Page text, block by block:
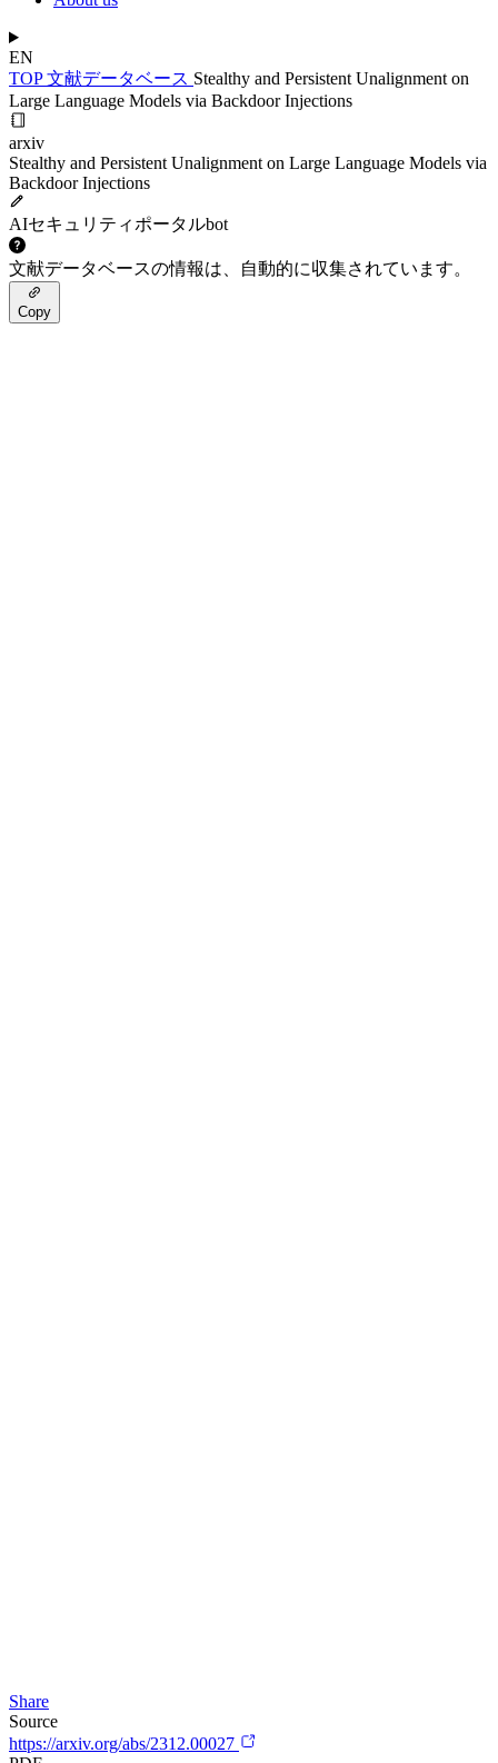
EN
TOP文献データベース Stealthy and Persistent Unalignment on
Large Language Models via Backdoor Injections
arxiv
Stealthy and Persistent Unalignment on Large Language Models via
Backdoor Injections
AIセキュリティポータルbot
文献データベースの情報は、自動的に収集されています。
Copy
Share
Source
https://arxiv.org/abs/2312.00027